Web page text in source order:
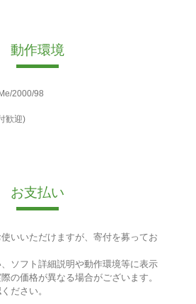
動作環境
2000/98
歓迎)
お支払い
いいただけますが、寄付を募ってお
ソフト詳細説明や動作環境等に表示
の価格が異なる場合がございます。
ださい。